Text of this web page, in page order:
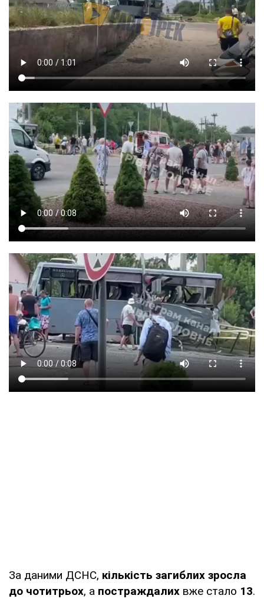
За даними ДСНС, кількість загиблих зросла
до чотитрьох, а постраждалих вже стало 13.